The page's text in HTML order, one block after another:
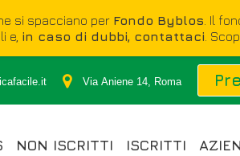
si spacciano per Fondo Byblos . Il
e, in caso di dubbi, contattaci .
Via Aniene 14, Roma
NON ISCRITTI ISCRITTI